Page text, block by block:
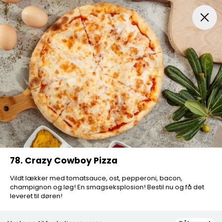
Frokost Tilbud kl. 11:00 - 15:00 Pizza Mexicansk
78. Crazy Cowboy Pizza
Vildt lækker med tomatsauce, ost, pepperoni, bacon,
champignon og løg! En smagseksplosion! Bestil nu og få det
leveret til døren!